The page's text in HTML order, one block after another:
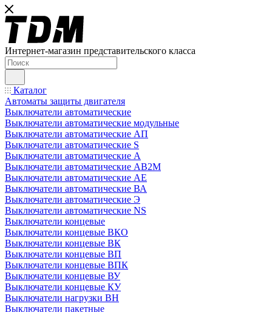
Интернет-магазин представительского класса
Каталог
Автоматы защиты двигателя
Выключатели автоматические
Выключатели автоматические модульные
Выключатели автоматические АП
Выключатели автоматические S
Выключатели автоматические А
Выключатели автоматические АВ2М
Выключатели автоматические АЕ
Выключатели автоматические ВА
Выключатели автоматические Э
Выключатели автоматические NS
Выключатели концевые
Выключатели концевые ВКО
Выключатели концевые ВК
Выключатели концевые ВП
Выключатели концевые ВПК
Выключатели концевые ВУ
Выключатели концевые КУ
Выключатели нагрузки ВН
Выключатели пакетные